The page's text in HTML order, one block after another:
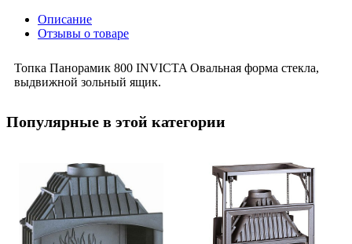
Описание
Отзывы о товаре
Топка Панорамик 800 INVICTA Овальная форма стекла,
выдвижной зольный ящик.
Популярные в этой категории